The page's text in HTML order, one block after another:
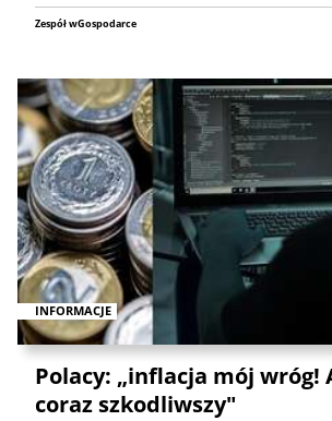
Zespół wGospodarce
INFORMACJE
Polacy: „inflacja mój wróg!
coraz szkodliwszy"